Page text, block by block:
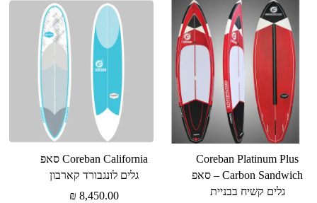
לבחור
האפשרויות
⁦Coreban Platinum Plus
Carbon Sandwich⁩ – סאפ
גלים קשיח בבניית
למוצר
זה
⁦Coreban California⁩ סאפ
גלים לונגבורד קארבון
₪ 8,450.00
למוצר